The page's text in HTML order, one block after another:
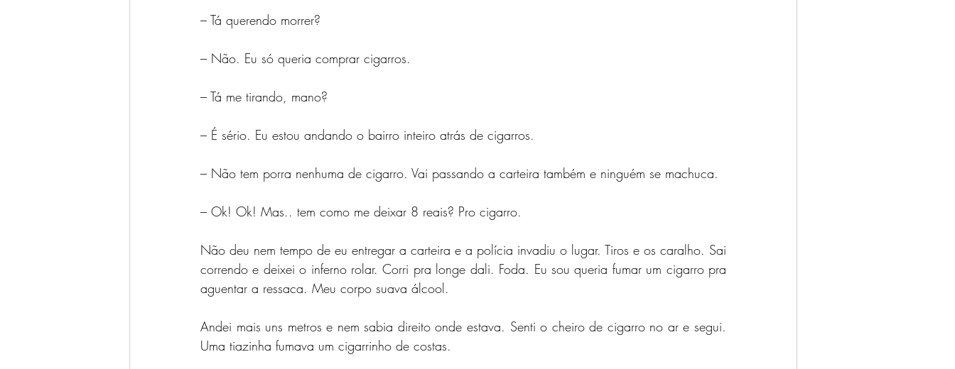
– Tá querendo morrer?
– Não. Eu só queria comprar cigarros.
– Tá me tirando, mano?
– É sério. Eu estou andando o bairro inteiro atrás de cigarros.
– Não tem porra nenhuma de cigarro. Vai passando a carteira também e ninguém se machuca.
– Ok! Ok! Mas.. tem como me deixar 8 reais? Pro cigarro.
Não deu nem tempo de eu entregar a carteira e a polícia invadiu o lugar. Tiros e os caralho. Sai
correndo e deixei o inferno rolar. Corri pra longe dali. Foda. Eu sou queria fumar um cigarro pra
aguentar a ressaca. Meu corpo suava álcool.
Andei mais uns metros e nem sabia direito onde estava. Senti o cheiro de cigarro no ar e segui.
Uma tiazinha fumava um cigarrinho de costas.